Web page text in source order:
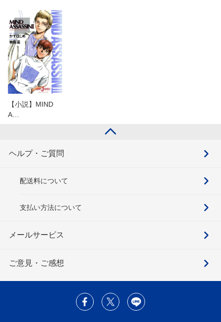
【小説】MIND
A…
ヘルプ・ご質問
配送料について
支払い方法について
メールサービス
ご意見・ご感想